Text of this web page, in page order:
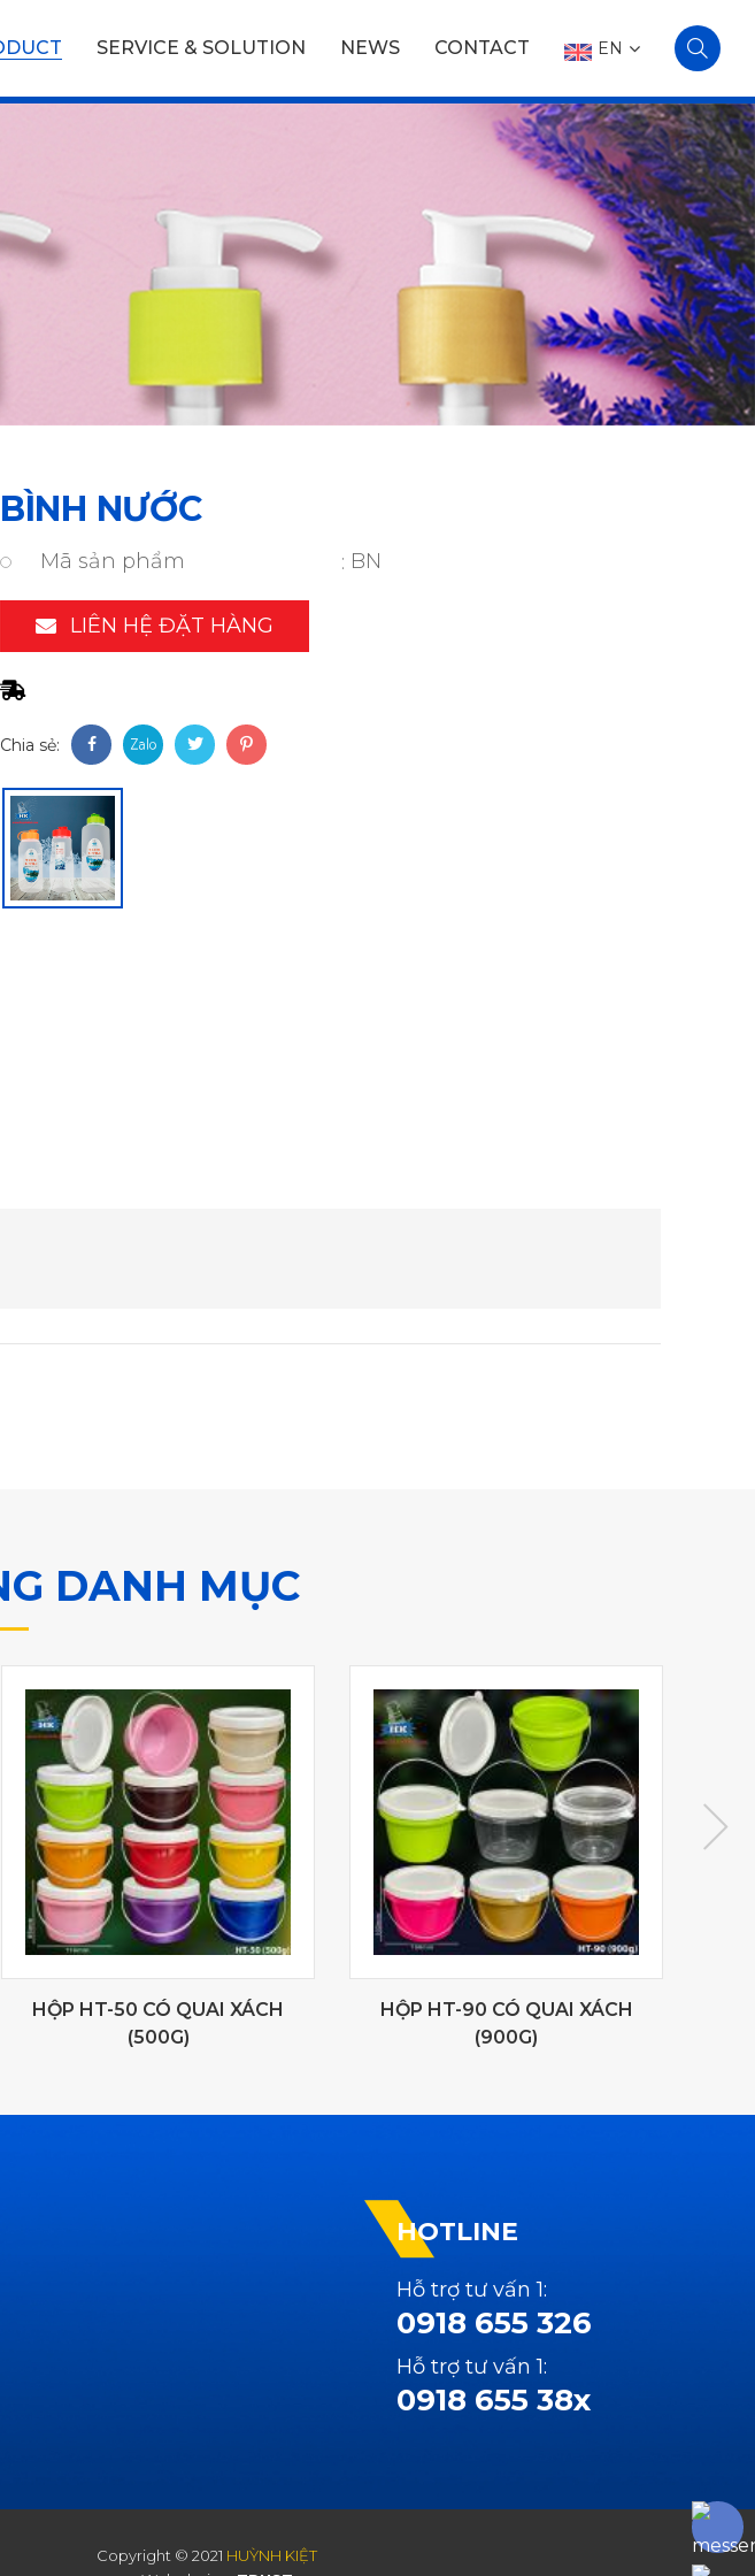
SERVICE & SOLUTION NEWS CONTACT EN
BÌNH NƯỚC
Mã sản phẩm BN
LIÊN HỆ ĐẶT HÀNG
Chia sẻ:
DANH MỤC
HỘP HT-50 CÓ QUAI XÁCH
(500G)
HỘP HT-90 CÓ QUAI XÁCH
(900G)
HOTLINE
Hỗ trợ tư vấn 1:
0918 655 326
Hỗ trợ tư vấn 1:
0918 655 38x
Copyright © 2021 HUỲNH KIỆT